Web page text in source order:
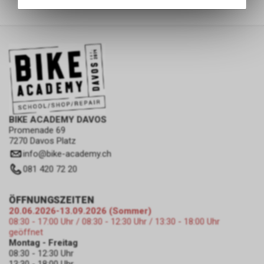
BIKE ACADEMY DAVOS
Promenade 69
7270 Davos Platz
info@bike-academy.ch
081 420 72 20
ÖFFNUNGSZEITEN
20.06.2026-13.09.2026 (Sommer)
08:30 - 17:00 Uhr / 08:30 - 12:30 Uhr / 13:30 - 18:00 Uhr
geöffnet
Montag - Freitag
08:30 - 12:30 Uhr
keinerlei Rückschlüsse auf Ihre
persönlichen Informationen
zulassen.